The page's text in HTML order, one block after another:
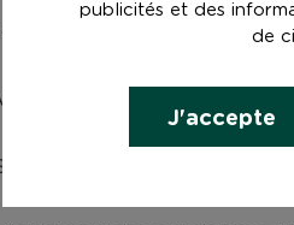
publicités et des
de
J'accepte